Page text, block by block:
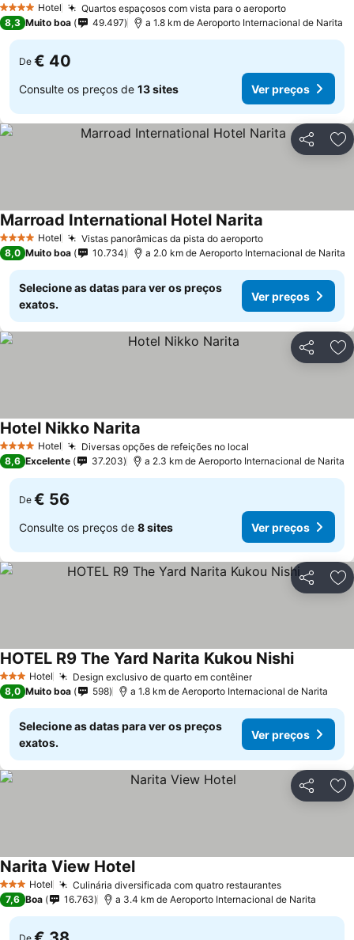
4 EstrelasHotel Quartos espaçosos com vista para o aeroporto
8,3 Muito boa 49.497 a 1.8 km de Aeroporto Internacional de Narita
De € 40
Consulte os preços de 13 sites Ver preços
Partilhar
4 EstrelasHotel Vistas panorâmicas da pista do aeroporto
Marroad International Hotel Narita
8,0 Muito boa 10.734 a 2.0 km de Aeroporto Internacional de Narita
Selecione as datas para ver os preços
exatos.
Ver preços
Partilhar
4 EstrelasHotel Diversas opções de refeições no local
Hotel Nikko Narita
8,6 Excelente 37.203 a 2.3 km de Aeroporto Internacional de Narita
De € 56
Consulte os preços de 8 sites Ver preços
Partilhar
3 EstrelasHotel Design exclusivo de quarto em contêiner
HOTEL R9 The Yard Narita Kukou Nishi
8,0 Muito boa 598 a 1.8 km de Aeroporto Internacional de Narita
Selecione as datas para ver os preços
exatos.
Ver preços
Partilhar
3 EstrelasHotel Culinária diversificada com quatro restaurantes
Narita View Hotel
7,6 Boa 16.763 a 3.4 km de Aeroporto Internacional de Narita
De